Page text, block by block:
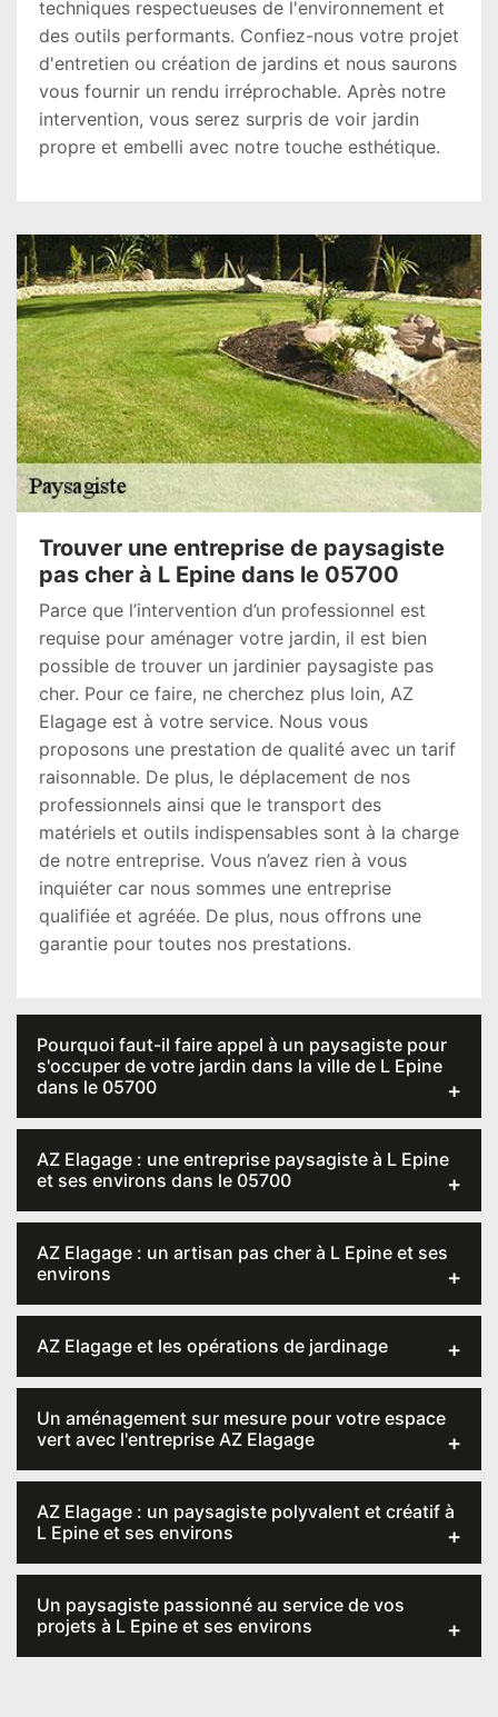
techniques respectueuses de l'environnement et
des outils performants. Confiez-nous votre projet
d'entretien ou création de jardins et nous saurons
vous fournir un rendu irréprochable. Après notre
intervention, vous serez surpris de voir jardin
propre et embelli avec notre touche esthétique.
Trouver une entreprise de paysagiste
pas cher à L Epine dans le 05700
Parce que l’intervention d’un professionnel est
requise pour aménager votre jardin, il est bien
possible de trouver un jardinier paysagiste pas
cher. Pour ce faire, ne cherchez plus loin, AZ
Elagage est à votre service. Nous vous
proposons une prestation de qualité avec un tarif
raisonnable. De plus, le déplacement de nos
professionnels ainsi que le transport des
matériels et outils indispensables sont à la charge
de notre entreprise. Vous n’avez rien à vous
inquiéter car nous sommes une entreprise
qualifiée et agréée. De plus, nous offrons une
garantie pour toutes nos prestations.
Pourquoi faut-il faire appel à un paysagiste pour
s'occuper de votre jardin dans la ville de L Epine
dans le 05700
AZ Elagage : une entreprise paysagiste à L Epine
et ses environs dans le 05700
AZ Elagage : un artisan pas cher à L Epine et ses
environs
AZ Elagage et les opérations de jardinage
Un aménagement sur mesure pour votre espace
vert avec l'entreprise AZ Elagage
AZ Elagage : un paysagiste polyvalent et créatif à
L Epine et ses environs
Un paysagiste passionné au service de vos
projets à L Epine et ses environs